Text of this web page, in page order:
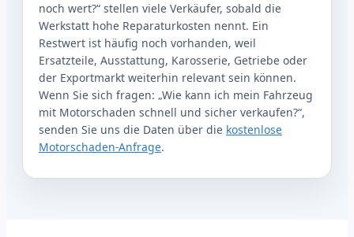
noch wert?“ stellen viele Verkäufer, sobald die
Werkstatt hohe Reparaturkosten nennt. Ein
Restwert ist häufig noch vorhanden, weil
Ersatzteile, Ausstattung, Karosserie, Getriebe oder
der Exportmarkt weiterhin relevant sein können.
Wenn Sie sich fragen: „Wie kann ich mein Fahrzeug
mit Motorschaden schnell und sicher verkaufen?“,
senden Sie uns die Daten über die kostenlose
Motorschaden-Anfrage.